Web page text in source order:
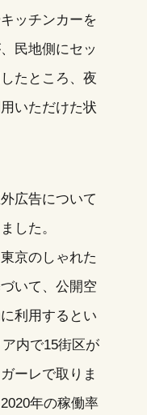
ッチンカーを
民地側にセッ
たところ、夜
いただけた状
広告について
した。
京のしゃれた
いて、公開空
利用するとい
内で15街区が
ーレで取りま
年の稼働率